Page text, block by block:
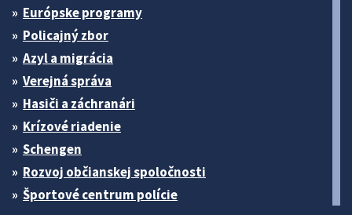
Európske programy
Policajný zbor
Azyl a migrácia
Verejná správa
Hasiči a záchranári
Krízové riadenie
Schengen
Rozvoj občianskej spoločnosti
Športové centrum polície